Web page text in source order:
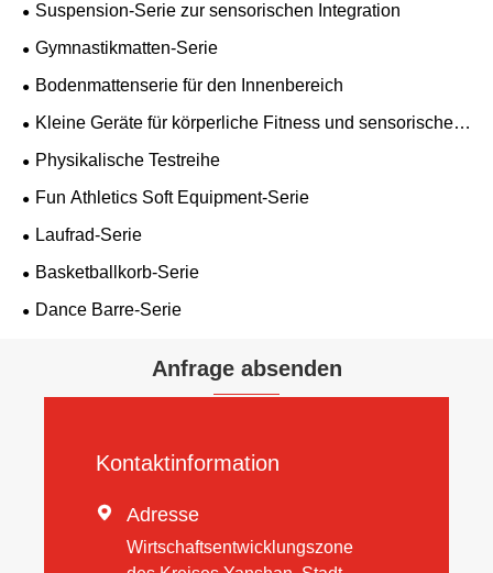
Suspension-Serie zur sensorischen Integration
Gymnastikmatten-Serie
Bodenmattenserie für den Innenbereich
Kleine Geräte für körperliche Fitness und sensorische
Integration
Physikalische Testreihe
Fun Athletics Soft Equipment-Serie
Laufrad-Serie
Basketballkorb-Serie
Dance Barre-Serie
Anfrage absenden
Kontaktinformation
 Adresse
Wirtschaftsentwicklungszone